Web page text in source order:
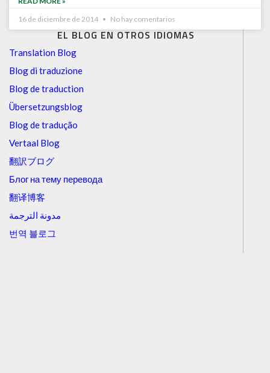
EL BLOG EN OTROS IDIOMAS
Translation Blog
Blog di traduzione
Blog de traduction
Übersetzungsblog
Blog de tradução
Vertaal Blog
翻訳ブログ
Блог на тему перевода
翻译博客
مدونة الترجمة
번역 블로그
16 de diciembre de 2014
No hay comentarios